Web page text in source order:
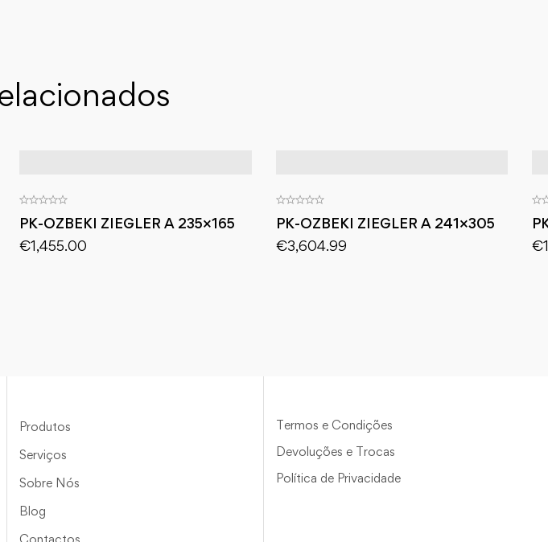
PK-OZBEKI ZIEGLER A 235×165
€1,455.00
PK-OZBEKI ZIEGLER A 241×305
€3,604.99
€
Produtos
Serviços
Sobre Nós
Blog
Termos e Condições
Devoluções e Trocas
Política de Privacidade